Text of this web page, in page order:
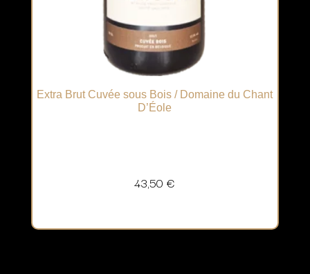
Extra Brut Cuvée sous Bois / Domaine du Chant
D’Éole
43,50 €